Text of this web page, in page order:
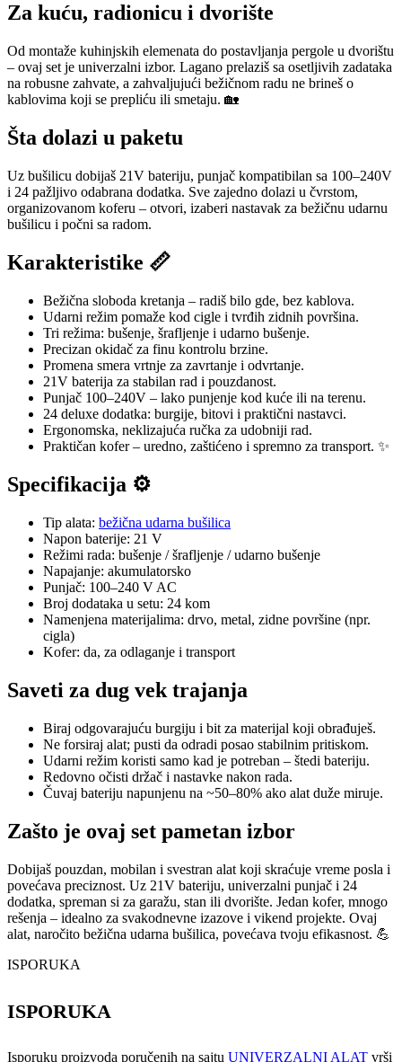
Za kuću, radionicu i dvorište
Od montaže kuhinjskih elemenata do postavljanja pergole u dvorištu
– ovaj set je univerzalni izbor. Lagano prelaziš sa osetljivih zadataka
na robusne zahvate, a zahvaljujući bežičnom radu ne brineš o
kablovima koji se prepliću ili smetaju. 🏡
Šta dolazi u paketu
Uz bušilicu dobijaš 21V bateriju, punjač kompatibilan sa 100–240V
i 24 pažljivo odabrana dodatka. Sve zajedno dolazi u čvrstom,
organizovanom koferu – otvori, izaberi nastavak za bežičnu udarnu
bušilicu i počni sa radom.
Karakteristike 📏
Bežična sloboda kretanja – radiš bilo gde, bez kablova.
Udarni režim pomaže kod cigle i tvrđih zidnih površina.
Tri režima: bušenje, šrafljenje i udarno bušenje.
Precizan okidač za finu kontrolu brzine.
Promena smera vrtnje za zavrtanje i odvrtanje.
21V baterija za stabilan rad i pouzdanost.
Punjač 100–240V – lako punjenje kod kuće ili na terenu.
24 deluxe dodatka: burgije, bitovi i praktični nastavci.
Ergonomska, neklizajuća ručka za udobniji rad.
Praktičan kofer – uredno, zaštićeno i spremno za transport. ✨
Specifikacija ⚙️
Tip alata: bežična udarna bušilica
Napon baterije: 21 V
Režimi rada: bušenje / šrafljenje / udarno bušenje
Napajanje: akumulatorsko
Punjač: 100–240 V AC
Broj dodataka u setu: 24 kom
Namenjena materijalima: drvo, metal, zidne površine (npr.
cigla)
Kofer: da, za odlaganje i transport
Saveti za dug vek trajanja
Biraj odgovarajuću burgiju i bit za materijal koji obrađuješ.
Ne forsiraj alat; pusti da odradi posao stabilnim pritiskom.
Udarni režim koristi samo kad je potreban – štedi bateriju.
Redovno očisti držač i nastavke nakon rada.
Čuvaj bateriju napunjenu na ~50–80% ako alat duže miruje.
Zašto je ovaj set pametan izbor
Dobijaš pouzdan, mobilan i svestran alat koji skraćuje vreme posla i
povećava preciznost. Uz 21V bateriju, univerzalni punjač i 24
dodatka, spreman si za garažu, stan ili dvorište. Jedan kofer, mnogo
rešenja – idealno za svakodnevne izazove i vikend projekte. Ovaj
alat, naročito bežična udarna bušilica, povećava tvoju efikasnost. 💪
ISPORUKA
ISPORUKA
Isporuku proizvoda poručenih na sajtu UNIVERZALNI ALAT vrši